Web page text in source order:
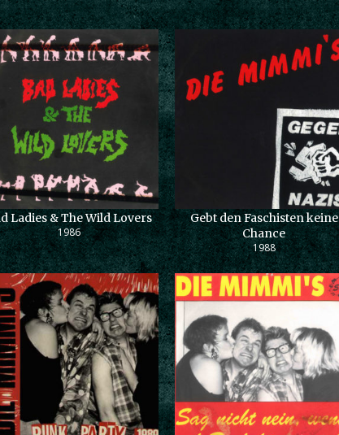
Ladies & The Wild Lovers
1986
Gebt den Faschisten keine
Chance
1988